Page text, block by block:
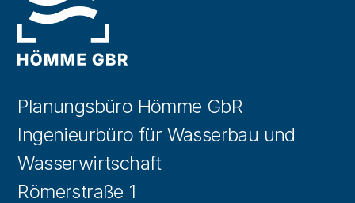
Planungsbüro Hömme GbR
Ingenieurbüro für Wasserbau und
Wasserwirtschaft
Römerstraße 1